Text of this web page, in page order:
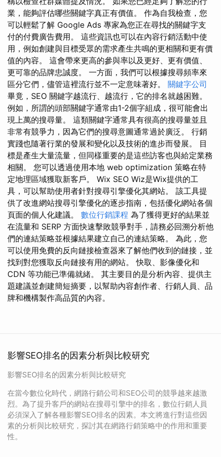
業，能夠評估哪些關鍵字真正有價值。 作為自我檢查，您
可以輕鬆了解 Google Ads 專家為您正在尋找的關鍵字支
付的付費廣告費用。 這些資訊也可以在內容行銷活動中使
用，例如創建與目標受眾的需求產生共鳴的更相關和更有價
值的內容。 這會帶來更高的參與率以及更好、更有價值、
更可靠的品牌忠誠度。 一方面，我們可以根據搜尋頻率來
區分它們，儘管這裡流行並不一定意味著好。 關鍵字公司
畢竟，SEO 關鍵字越流行、越流行，它的排名就越困難。
例如，所謂的頭部關鍵字通常由1-2個字組成，很可能會出
現上萬的搜尋量。 這類關鍵字通常具有很高的搜尋量並且
非常有競爭力，因為它們的搜尋意圖通常過於廣泛。 行銷
實踐也隨著行業的發展和變化以及技術的進步而發展。 目
標是產生大量流量，但同樣重要的是這些訪客也與給定業務
相關。 您可以透過使用本地 web optimization 策略在特
定地理區域獲取新客戶。 Wix SEO Wiz是Wix提供的工
具，可以幫助使用者針對搜尋引擎優化其網站。 該工具提
供了改進網站搜尋引擎優化的逐步指南，包括優化網站各個
頁面的個人化建議。 數位行銷課程 為了獲得更好的結果並
在流量和 SERP 方面快速擊敗競爭對手，請務必回溯分析他
們的連結策略並根據結果建立自己的連結策略。 為此，您
可以使用免費的反向鏈接檢查器來了解他們收到的鏈接，並
找到對您獲取反向鏈接有用的網站。 快取、影像優化和
CDN 等功能已準備就緒。 其主要目的是分析內容、提供主
題建議並創建簡短摘要，以幫助內容創作者、行銷人員、品
牌和機構製作高品質的內容。
影響SEO排名的因素分析與比較研究
影響SEO排名的因素分析與比較研究
在當今數位化時代，網路行銷公司和SEO公司的競爭越來越激
烈。為了提升客戶的網站在搜尋引擎中的排名，數位行銷人員
必須深入了解各種影響SEO排名的因素。本文將進行對這些因
素的分析與比較研究，探討其在網路行銷策略中的作用和重要
性。